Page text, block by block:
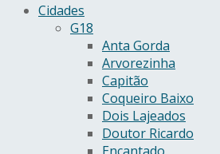
Cidades
G18
Anta Gorda
Arvorezinha
Capitão
Coqueiro Baixo
Dois Lajeados
Doutor Ricardo